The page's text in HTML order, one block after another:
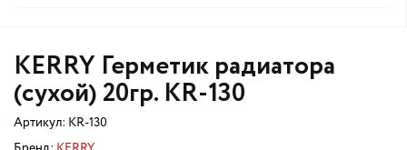
KERRY Герметик радиатора
(сухой) 20гр. KR-130
Артикул: KR-130